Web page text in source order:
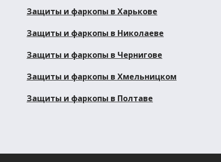
Защиты и фаркопы в Харькове
Защиты и фаркопы в Николаеве
Защиты и фаркопы в Чернигове
Защиты и фаркопы в Хмельницком
Защиты и фаркопы в Полтаве